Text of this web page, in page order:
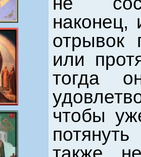
наконец,
отрывок
или
тогда
чтобы